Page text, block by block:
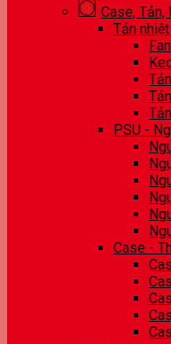
Case, Tản,
Tản
PSU -
Case -